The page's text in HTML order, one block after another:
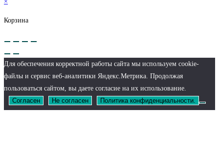
Корзина
Для обеспечения корректной работы сайта мы используем cookie-
файлы и сервис веб-аналитики Яндекс.Метрика. Продолжая
пользоваться сайтом, вы даете согласие на их использование.
Согласен
Не согласен Политика конфиденциальности.